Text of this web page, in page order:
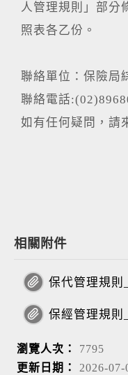
人管理規則」部分
照表各乙份。
聯絡單位：保險局
聯絡電話
如有任何疑問，請
相關附件
保代管理規則
保經管理規則
瀏覽人次： 7795
更新日期： 2026-07-